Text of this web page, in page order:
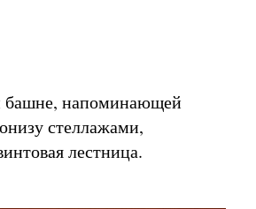
башне, напоминающей
стеллажами,
лестница.